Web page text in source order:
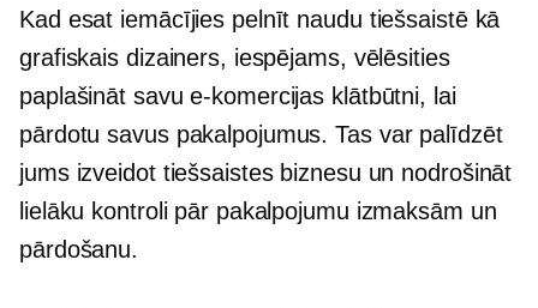
Kad esat iemācījies pelnīt naudu tiešsaistē kā
grafiskais dizainers, iespējams, vēlēsities
paplašināt savu e-komercijas klātbūtni, lai
pārdotu savus pakalpojumus. Tas var palīdzēt
jums izveidot tiešsaistes biznesu un nodrošināt
lielāku kontroli pār pakalpojumu izmaksām un
pārdošanu.